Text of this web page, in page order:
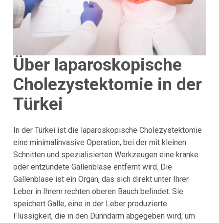
Über laparoskopische
Cholezystektomie in der
Türkei
In der Türkei ist die laparoskopische Cholezystektomie
eine minimalinvasive Operation, bei der mit kleinen
Schnitten und spezialisierten Werkzeugen eine kranke
oder entzündete Gallenblase entfernt wird. Die
Gallenblase ist ein Organ, das sich direkt unter Ihrer
Leber in Ihrem rechten oberen Bauch befindet. Sie
speichert Galle, eine in der Leber produzierte
Flüssigkeit, die in den Dünndarm abgegeben wird, um